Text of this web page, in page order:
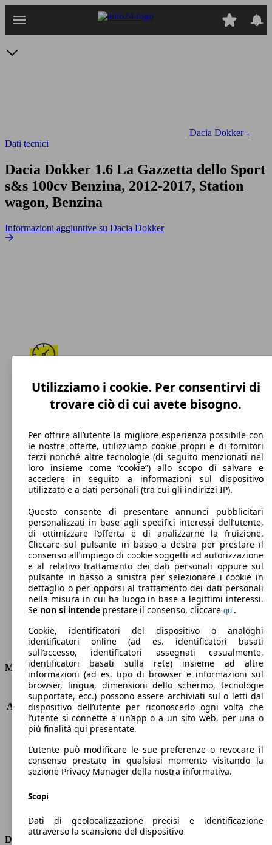
Dacia Dokker -
Dati tecnici
Dacia Dokker 1.6 La Gazzetta dello Sport
s&s 100cv Benzina, 2012-2017, Station
wagon, Benzina
Informazioni aggiuntive su Dacia Dokker
170 km/h
Velocità massima
Benzina
Carburante
140 g/km
Emissioni di CO2 (combinato)*
Consumi
Motore e Prestazioni
KW (PS)
75 kW (102 PS)
Accelerazione (0-100 km/h)
12.7s
Velocità massima (km/h)
170 km/h
Numero di marce
5
Coppia
156 nm
Cilindrata
1598 ccm
Carburante
Benzina
Trasmissione
Dimensioni
Utilizziamo i cookie. Per consentirvi di
trovare ciò di cui avete bisogno.
Per offrire all’utente la migliore esperienza possibile con
le nostre offerte, utilizziamo cookie propri e di fornitori
terzi nonché altre tecnologie (di seguito menzionati nel
loro insieme come “cookie”) allo scopo di salvare e
accedere in seguito a informazioni sul dispositivo
utilizzato e a dati personali (tra cui gli indirizzi IP).
Questo consente di presentare annunci pubblicitari
personalizzati in base agli specifici interessi dell’utente,
di ottimizzare l’offerta e di analizzarne la fruizione.
Cliccare sul pulsante in basso a destra per prestare il
consenso all’impiego di cookie soggetti ad autorizzazione
e al relativo trattamento dei dati personali oppure sul
pulsante in basso a sinistra per selezionare i cookie in
dettaglio o per opporsi al trattamento dei dati personali
nella misura in cui ha luogo in base a legittimi interessi.
Se non si intende prestare il consenso, cliccare qui.
Cookie, identificatori del dispositivo o analoghi
identificatori online (ad es. identificatori basati
sull’accesso, identificatori assegnati casualmente,
identificatori basati sulla rete) insieme ad altre
informazioni (ad es. tipo di browser e informazioni sul
browser, lingua, dimensioni dello schermo, tecnologie
supportate, ecc.) possono essere archiviati sul o letti dal
dispositivo dell’utente per riconoscerlo ogni volta che
l’utente si connette a un’app o a un sito web, per una o
più finalità qui presentate.
L’utente può modificare le sue preferenze o revocare il
consenso prestato in qualsiasi momento visitando la
sezione Privacy Manager della nostra informativa.
Scopi
Dati di geolocalizzazione precisi e identificazione
attraverso la scansione del dispositivo